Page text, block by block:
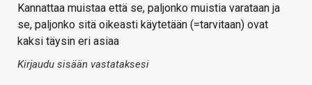
Kannattaa muistaa että se, paljonko muistia varataan ja
se, paljonko sitä oikeasti käytetään (=tarvitaan) ovat
kaksi täysin eri asiaa
Kirjaudu sisään vastataksesi